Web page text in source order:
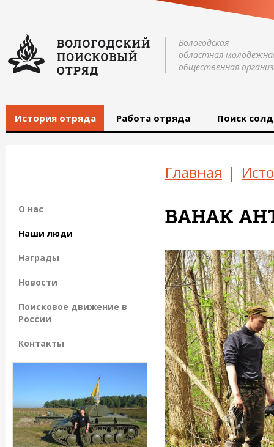
Вологодская
областная
общественная
История отряда Работа отряда Поиск
Главная |
ВАНАК
О нас
Наши люди
Награды
Новости
Поисковое движение в
России
Контакты